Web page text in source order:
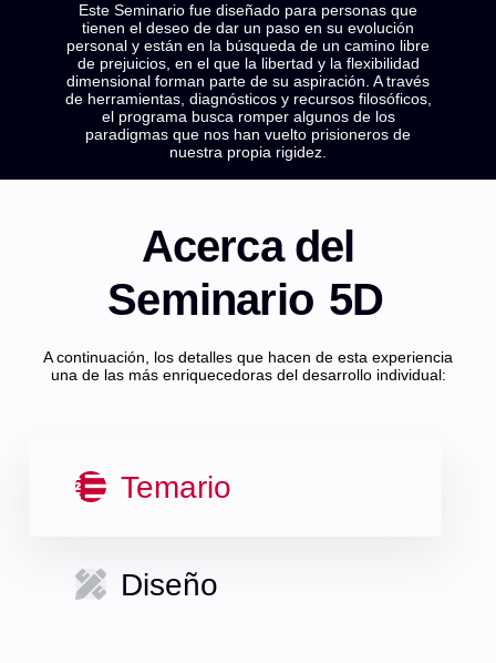
Este Seminario fue diseñado para personas que
tienen el deseo de dar un paso en su evolución
personal y están en la búsqueda de un camino libre
de prejuicios, en el que la libertad y la flexibilidad
dimensional forman parte de su aspiración. A través
de herramientas, diagnósticos y recursos filosóficos,
el programa busca romper algunos de los
paradigmas que nos han vuelto prisioneros de
nuestra propia rigidez.
Acerca del
Seminario 5D
A continuación, los detalles que hacen de esta experiencia
una de las más enriquecedoras del desarrollo individual:
Temario
Diseño